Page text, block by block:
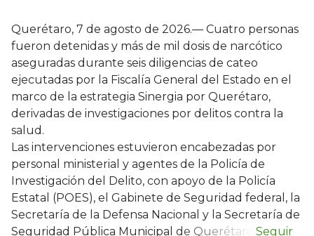
Querétaro, 7 de agosto de 2026.— Cuatro personas
fueron detenidas y más de mil dosis de narcótico
aseguradas durante seis diligencias de cateo
ejecutadas por la Fiscalía General del Estado en el
marco de la estrategia Sinergia por Querétaro,
derivadas de investigaciones por delitos contra la
salud.
Las intervenciones estuvieron encabezadas por
personal ministerial y agentes de la Policía de
Investigación del Delito, con apoyo de la Policía
Estatal (POES), el Gabinete de Seguridad federal, la
Secretaría de la Defensa Nacional y la Secretaría de
Seguridad Pública Municipal de Querétaro.